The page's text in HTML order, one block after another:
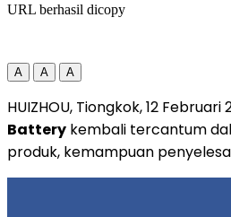
URL berhasil dicopy
A A A
HUIZHOU, Tiongkok, 12
Battery kembali tercantum
produk, kemampuan